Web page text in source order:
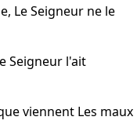
Le Seigneur ne le
Seigneur l'ait
viennent Les maux